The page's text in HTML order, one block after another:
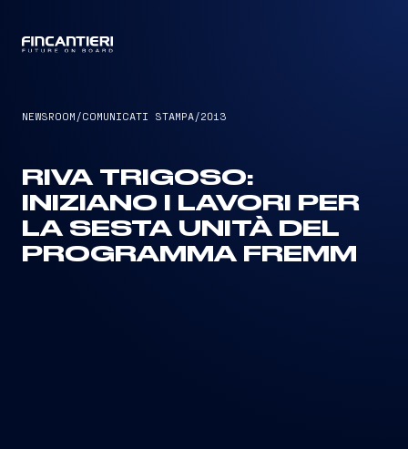
NEWSROOM /COMUNICATI STAMPA/2013
RIVA TRIGOSO:
INIZIANO I LAVORI PER
LA SESTA UNITÀ DEL
PROGRAMMA FREMM